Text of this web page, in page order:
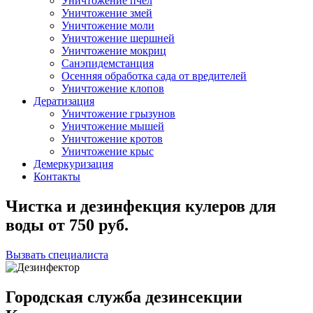
Уничтожение змей
Уничтожение моли
Уничтожение шершней
Уничтожение мокриц
Санэпидемстанция
Осенняя обработка сада от вредителей
Уничтожение клопов
Дератизация
Уничтожение грызунов
Уничтожение мышей
Уничтожение кротов
Уничтожение крыс
Демеркуризация
Контакты
Чистка и дезинфекция кулеров для
воды от 750 руб.
Вызвать специалиста
Городская служба дезинсекции